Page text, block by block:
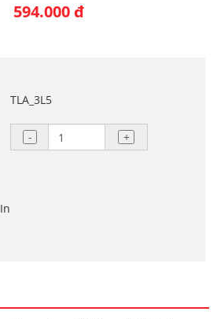
594.000 đ
TLA_3L5
In